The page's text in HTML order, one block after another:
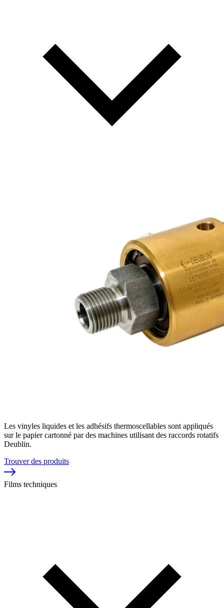
Les vinyles liquides et les adhésifs thermoscellables sont appliqués
sur le papier cartonné par des machines utilisant des raccords rotatifs
Deublin.
Trouver des produits
Films techniques